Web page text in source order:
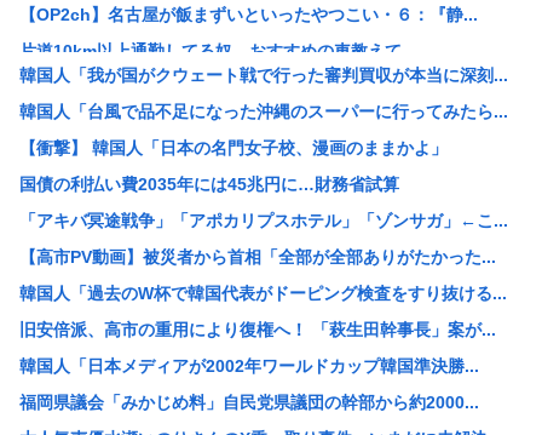
【OP2ch】名古屋が飯まずいといったやつこい・６：『静...
片道10km以上通勤してる奴、おすすめの車教えて
【中華スタンダード】誰も欲しがらないEVを「売れたこと」...
イラン最高指導者のモジタバ・ハメネイ師が「危篤状態」？ ...
SNSで知り合ったJK10人とS●Xしてハメ撮り770本...
【衝撃】マツコ・デラックス「バスタオル、何日使う？」に驚...
同時にレ●プし合ったらどっちが被害者なん？
【画像あり】女さん、ミニ過ぎる浴衣を着た結果、下品で痴女...
「非常に残念」高市総理と面会決定も…発言不可、握手のみ ...
植物工場の研究拠点を東京に開設する会社は？オイシイファー...
海外ドラマ、リアルだとガチのマジで語れる奴がいないwww
【悲報】ラーメン屋ワイ、親切で器を重ねただけなのにクソ店...
韓国人「我が国がクウェート戦で行った審判買収が本当に深刻...
韓国人「台風で品不足になった沖縄のスーパーに行ってみたら...
【衝撃】 韓国人「日本の名門女子校、漫画のままかよ」
国債の利払い費2035年には45兆円に…財務省試算
「アキバ冥途戦争」「アポカリプスホテル」「ゾンサガ」←こ...
【高市PV動画】被災者から首相「全部が全部ありがたかった...
韓国人「過去のW杯で韓国代表がドーピング検査をすり抜ける...
旧安倍派、高市の重用により復権へ！ 「萩生田幹事長」案が...
韓国人「日本メディアが2002年ワールドカップ韓国準決勝...
福岡県議会「みかじめ料」自民党県議団の幹部から約2000...